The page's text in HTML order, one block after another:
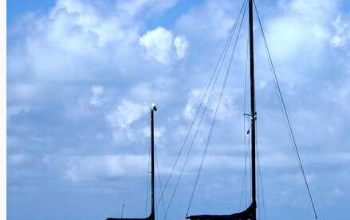
Recherche Avancée
Mon compte
Créer un compte
Mode nuit